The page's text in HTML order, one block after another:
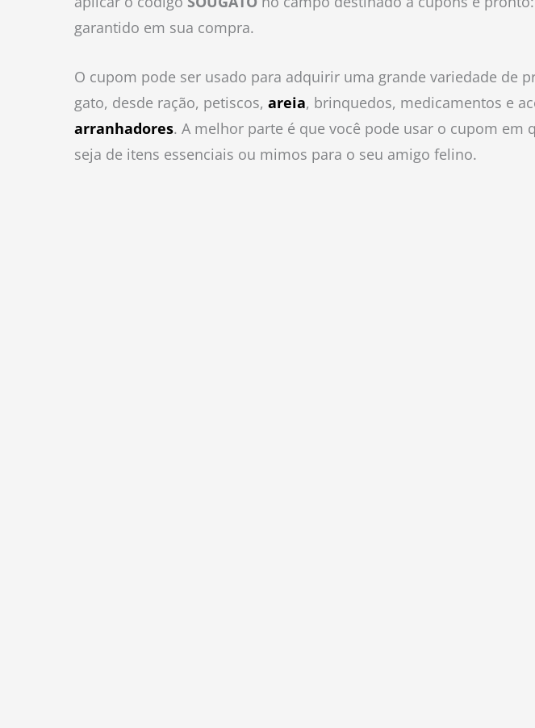
garantido em sua compra.
O cupom pode ser usado para adquirir uma grande variedade de
gato, desde ração, petiscos, areia, brinquedos, medicamentos e
arranhadores. A melhor parte é que você pode usar o cupom em
seja de itens essenciais ou mimos para o seu amigo felino.